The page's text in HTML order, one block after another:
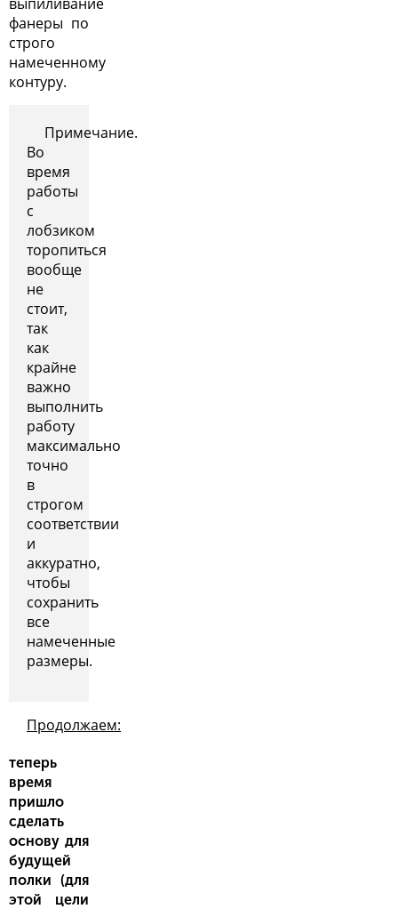
фанеры по
строго
намеченному
контуру.
Примечание.
Во
время
работы
с
лобзиком
торопиться
вообще
не
стоит,
так
как
крайне
важно
выполнить
работу
максимально
точно
в
строгом
соответствии
и
аккуратно,
чтобы
сохранить
все
намеченные
размеры.
Продолжаем:
теперь
время
пришло
сделать
основу для
будущей
полки (для
этой цели